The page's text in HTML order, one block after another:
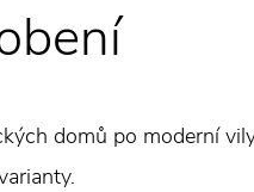
domů po moderní